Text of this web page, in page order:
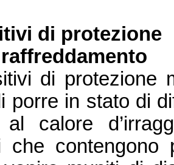
di protezione
di protezione
porre in stato di
al calore d’
che